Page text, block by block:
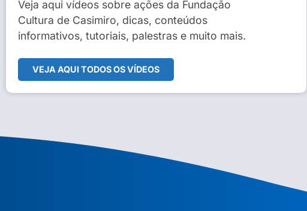
Veja aqui vídeos sobre ações da Fundação
Cultura de Casimiro, dicas, conteúdos
informativos, tutoriais, palestras e muito mais.
VEJA AQUI TODOS OS VÍDEOS
Sidney Macedo de Oliveira
Veja Vídeo Completo